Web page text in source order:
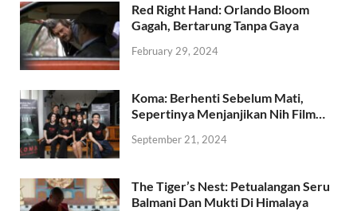
Red Right Hand: Orlando Bloom
Gagah, Bertarung Tanpa Gaya
February 29, 2024
Koma: Berhenti Sebelum Mati,
Sepertinya Menjanjikan Nih Film…
September 21, 2024
The Tiger’s Nest: Petualangan Seru
Balmani Dan Mukti Di Himalaya